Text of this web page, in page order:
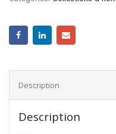
Description
Description